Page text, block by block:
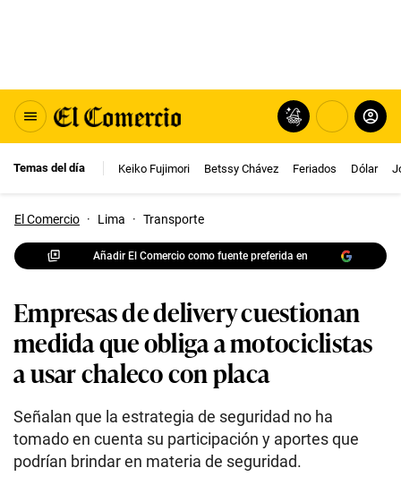
Temas del día Keiko Fujimori Betssy Chávez Feriados Dólar
El Comercio · Lima · Transporte
Añadir El Comercio como fuente preferida en
Empresas de delivery cuestionan
medida que obliga a motociclistas
a usar chaleco con placa
Señalan que la estrategia de seguridad no ha
tomado en cuenta su participación y aportes que
podrían brindar en materia de seguridad.